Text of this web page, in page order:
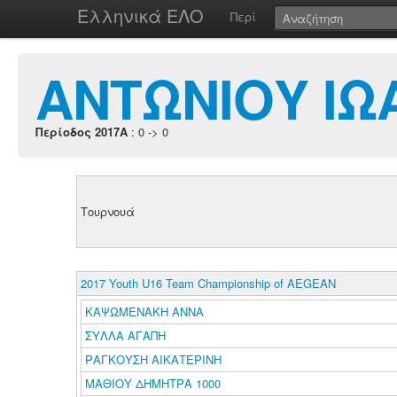
Ελληνικά ΕΛΟ Περί
ΑΝΤΩΝΙΟΥ
Περίοδος 2017A : 0 -> 0
Τουρνουά
2017 Youth U16 Team Championship of AEGEAN
ΚΑΨΩΜΕΝΑΚΗ ΑΝΝΑ
ΣΥΛΛΑ ΑΓΑΠΗ
ΡΑΓΚΟΥΣΗ ΑΙΚΑΤΕΡΙΝΗ
ΜΑΘΙΟΥ ΔΗΜΗΤΡΑ 1000